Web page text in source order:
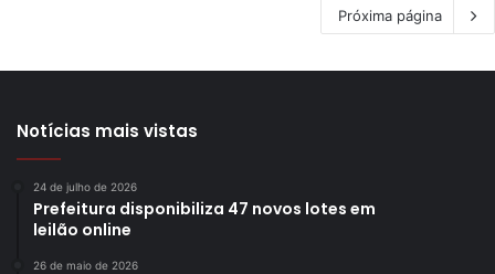
Próxima página
Notícias mais vistas
24 de julho de 2026
Prefeitura disponibiliza 47 novos lotes em
leilão online
26 de maio de 2026